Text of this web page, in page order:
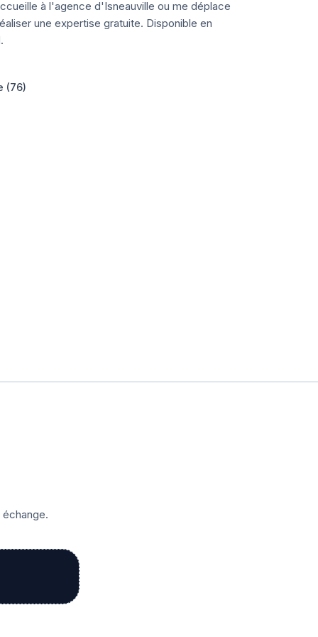
à l'agence d'Isneauville ou me déplace
une expertise gratuite. Disponible en
(76)